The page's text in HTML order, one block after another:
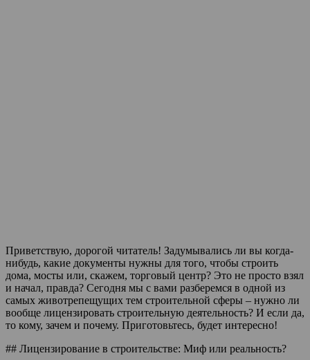
Приветствую, дорогой читатель! Задумывались ли вы когда-
нибудь, какие документы нужны для того, чтобы строить
дома, мосты или, скажем, торговый центр? Это не просто взял
и начал, правда? Сегодня мы с вами разберемся в одной из
самых животрепещущих тем строительной сферы – нужно ли
вообще лицензировать строительную деятельность? И если да,
то кому, зачем и почему. Приготовьтесь, будет интересно!
## Лицензирование в строительстве: Миф или реальность?